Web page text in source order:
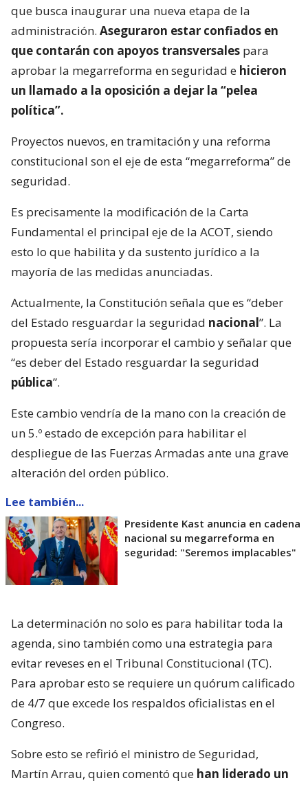
que busca inaugurar una nueva etapa de la
administración. Aseguraron estar confiados en
que contarán con apoyos transversales para
aprobar la megarreforma en seguridad e hicieron
un llamado a la oposición a dejar la “pelea
política”.
Proyectos nuevos, en tramitación y una reforma
constitucional son el eje de esta “megarreforma” de
seguridad.
Es precisamente la modificación de la Carta
Fundamental el principal eje de la ACOT, siendo
esto lo que habilita y da sustento jurídico a la
mayoría de las medidas anunciadas.
Actualmente, la Constitución señala que es “deber
del Estado resguardar la seguridad nacional”. La
propuesta sería incorporar el cambio y señalar que
“es deber del Estado resguardar la seguridad
pública”.
Este cambio vendría de la mano con la creación de
un 5.º estado de excepción para habilitar el
despliegue de las Fuerzas Armadas ante una grave
alteración del orden público.
Lee también...
Presidente Kast anuncia en cadena
nacional su megarreforma en
seguridad: "Seremos implacables"
La determinación no solo es para habilitar toda la
agenda, sino también como una estrategia para
evitar reveses en el Tribunal Constitucional (TC).
Para aprobar esto se requiere un quórum calificado
de 4/7 que excede los respaldos oficialistas en el
Congreso.
Sobre esto se refirió el ministro de Seguridad,
Martín Arrau, quien comentó que han liderado un